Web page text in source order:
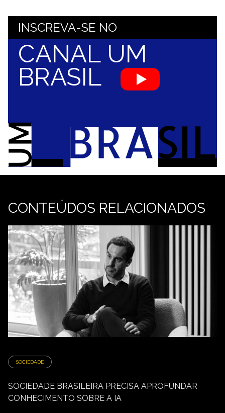
INSCREVA-SE NO
CANAL UM
BRASIL
CONTEÚDOS RELACIONADOS
SOCIEDADE
SOCIEDADE BRASILEIRA PRECISA APROFUNDAR
CONHECIMENTO SOBRE A IA